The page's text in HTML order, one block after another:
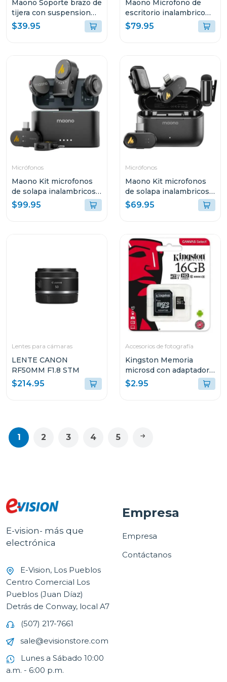
Maono Soporte brazo de
tijera con suspension
para microfonos
$39.95
Maono Microfono de
escritorio inalambrico
gamer dm40
$79.95
Micrófonos
Maono Kit microfonos
de solapa inalambricos
wave t5
$99.95
Micrófonos
Maono Kit microfonos
de solapa inalambricos
wave t1 mini
$69.95
Lentes para cámaras
LENTE CANON
RF50MM F1.8 STM
$214.95
Accesorios de fotografía
Kingston Memoria
microsd con adaptador
de 16gb sdcs16
$2.95
1 2 3 4 5
E-vision- más que
electrónica
E-Vision, Los Pueblos
Centro Comercial Los
Pueblos (Juan Díaz)
Detrás de Conway, local A7
(507) 217-7661
sale@evisionstore.com
Lunes a Sábado 10:00
a.m. - 6:00 p.m.
Empresa
Empresa
Contáctanos